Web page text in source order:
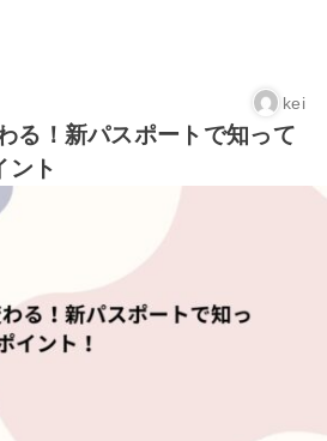
kei
る！新パスポートで知って
ント